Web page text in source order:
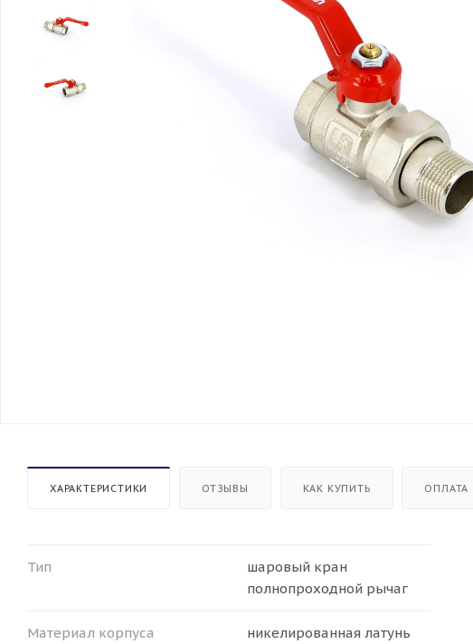
ХАРАКТЕРИСТИКИ ОТЗЫВЫ КАК КУПИТЬ ОПЛАТА
Тип
шаровый кран
полнопроходной рычаг
Материал корпуса никелированная латунь